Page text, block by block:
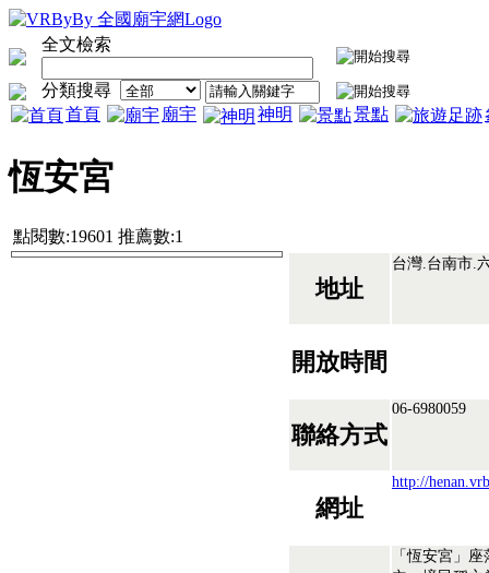
全文檢索
分類搜尋
首頁
廟宇 神明 景點
恆安宮
點閱數:19601 推薦數:1
地址
台灣.台南市.
開放時間
聯絡方式
06-6980059
網址
http://
「恆安宮」